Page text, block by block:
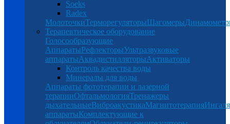
Soeks
Radex
МолоточкиТерморегуляторыШагомеры
Терапевтическое оборудование
Голосообразующие
АппаратыРефлекторыУльтразвуковые
аппаратыАквадистилляторыАктиваторы
Контроль качества воды
Минералы для воды
Аппараты фототерапии и лазерной
терапииОфтальмологияТренажеры
дыхательныеВиброакустикаМагнитотерапия
аппаратыКомплектующие к